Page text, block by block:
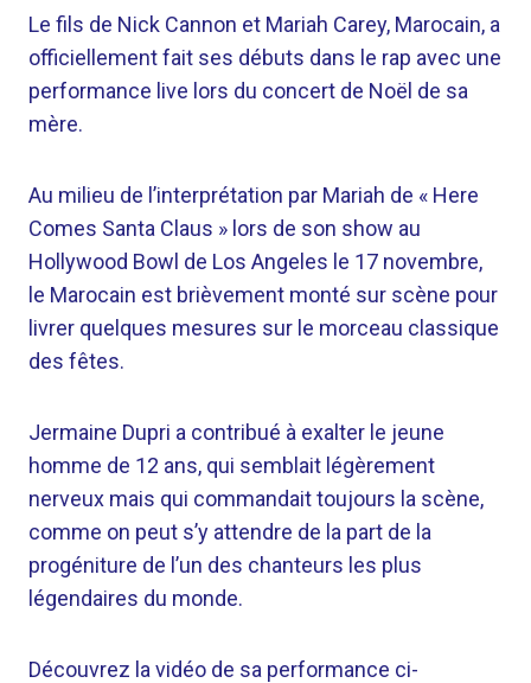
Le fils de Nick Cannon et Mariah Carey, Marocain, a
officiellement fait ses débuts dans le rap avec une
performance live lors du concert de Noël de sa
mère.
Au milieu de l’interprétation par Mariah de « Here
Comes Santa Claus » lors de son show au
Hollywood Bowl de Los Angeles le 17 novembre,
le Marocain est brièvement monté sur scène pour
livrer quelques mesures sur le morceau classique
des fêtes.
Jermaine Dupri a contribué à exalter le jeune
homme de 12 ans, qui semblait légèrement
nerveux mais qui commandait toujours la scène,
comme on peut s’y attendre de la part de la
progéniture de l’un des chanteurs les plus
légendaires du monde.
Découvrez la vidéo de sa performance ci-